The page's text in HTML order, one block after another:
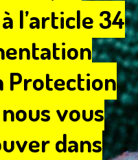
l’article 34
Protection
vous
dans